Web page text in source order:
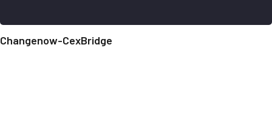
Changenow-CexBridge